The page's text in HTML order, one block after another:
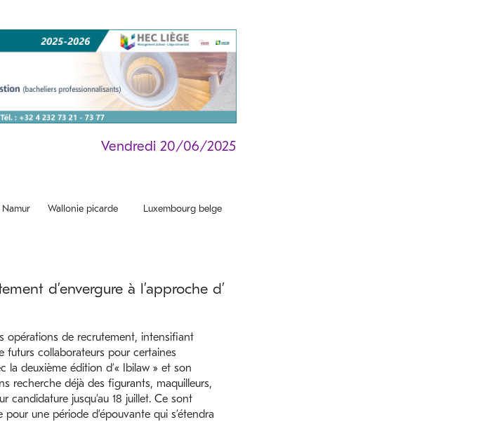
Vendredi 20/06/2025
Namur Wallonie picarde Luxembourg belge
d’envergure à l’approche d’
opérations de recrutement, intensifiant
collaborateurs pour certaines
la deuxième édition d’« Ibilaw » et son
recherche déjà des figurants, maquilleurs,
candidature jusqu’au 18 juillet. Ce sont
une période d’épouvante qui s’étendra